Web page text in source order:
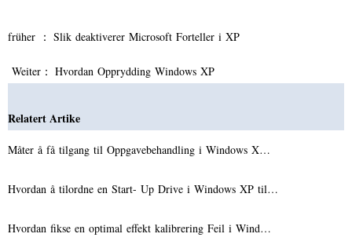
früher ： Slik deaktiverer Microsoft Forteller i XP
Weiter： Hvordan Opprydding Windows XP
Relatert Artike
Måter å få tilgang til Oppgavebehandling i Windows X…
Hvordan å tilordne en Start- Up Drive i Windows XP til…
Hvordan fikse en optimal effekt kalibrering Feil i Wind…